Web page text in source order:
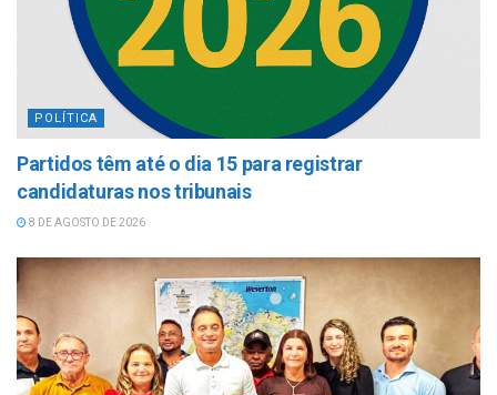
POLÍTICA
Partidos têm até o dia 15 para registrar
candidaturas nos tribunais
8 DE AGOSTO DE 2026